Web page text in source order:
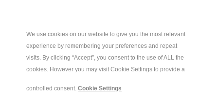
We use cookies on our website to give you the most relevant
experience by remembering your preferences and repeat
visits. By clicking “Accept”, you consent to the use of ALL the
cookies. However you may visit Cookie Settings to provide a
controlled consent. Cookie Settings